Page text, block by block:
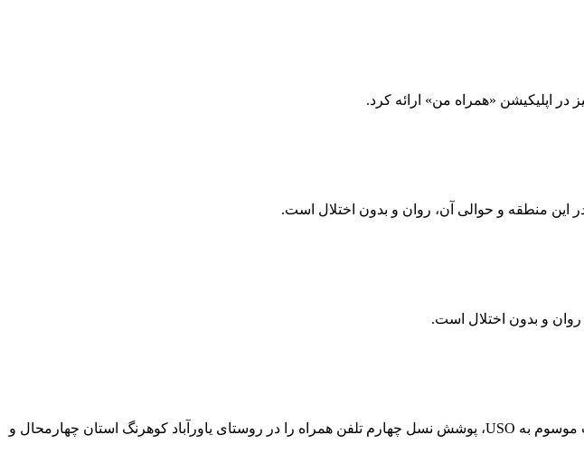
در اپلیکیشن «همراه من» ارائه کرد.
اپراتور اول تلفن همراه کشور در ادامه اجرای پروژه‌های خدمات عمومی اجباری ارتباطات و فناوری اطلاعات موسوم به USO، پوشش نسل چهارم تلفن همراه را در روستای یاورآباد کوهرنگ استان چهارمحال و